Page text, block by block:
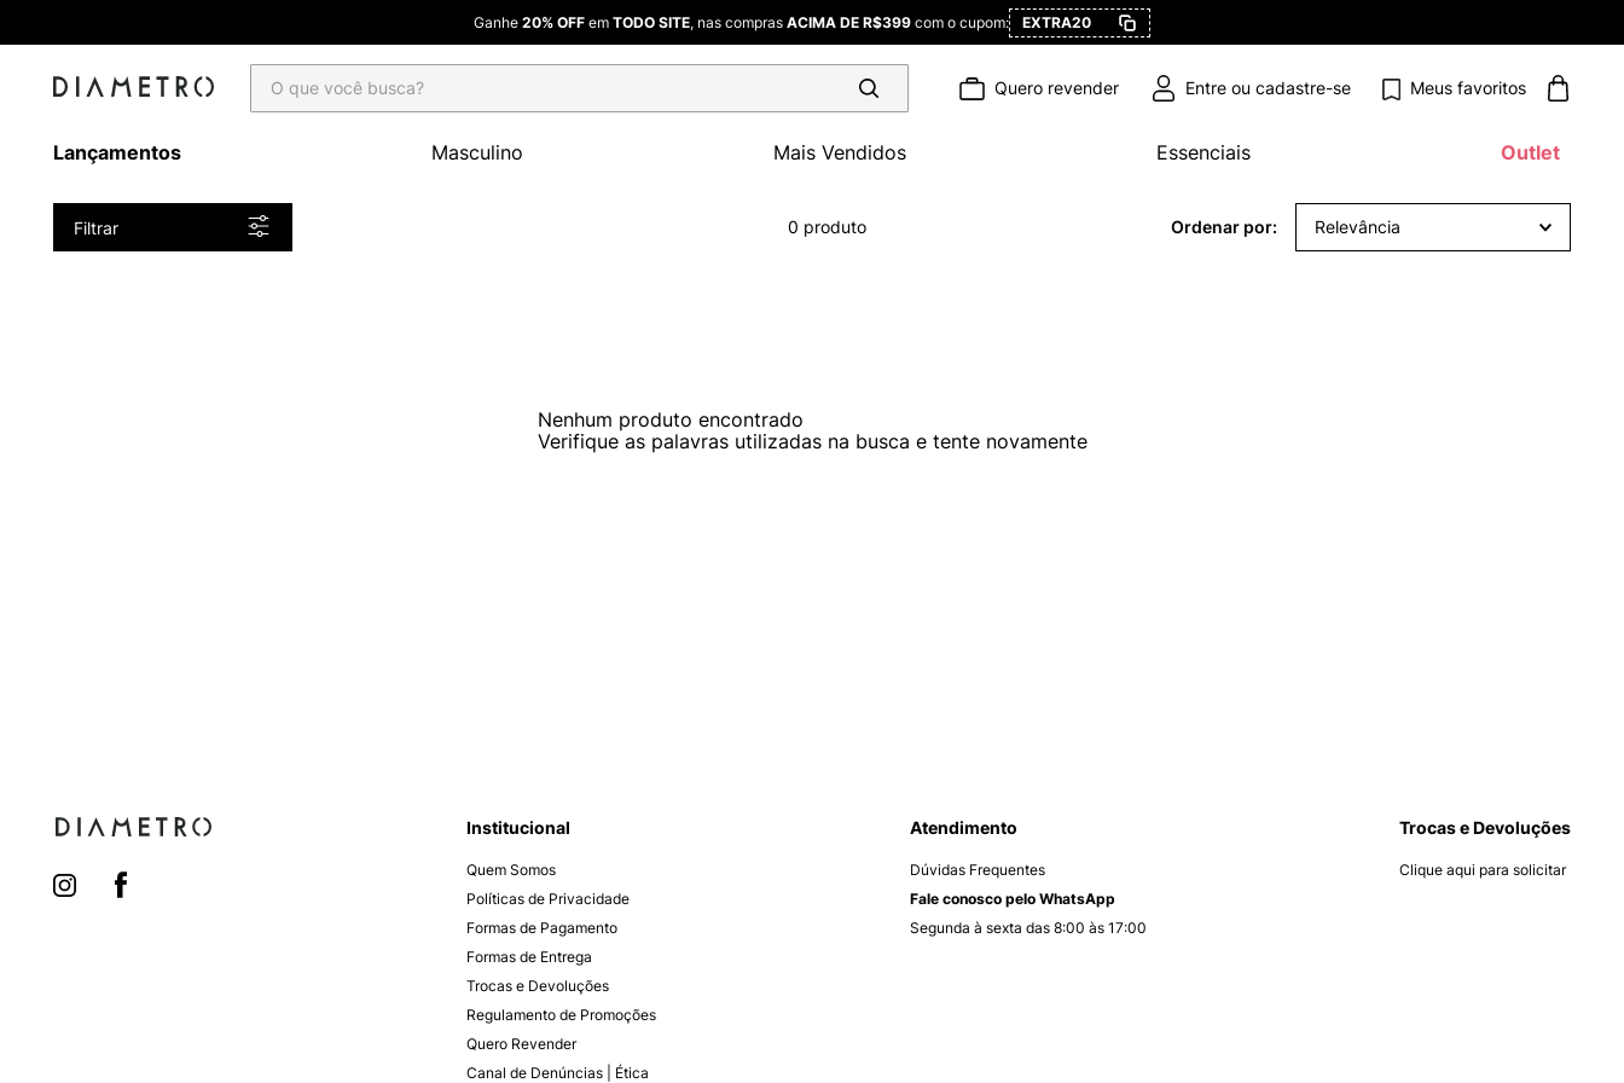
Ganhe 20% OFF em TODO SITE, nas compras ACIMA DE R$399 com o cupom: EXTRA20
Quero revender Meus favoritos
Lançamentos Masculino Mais Vendidos Essenciais Outlet
Filtrar 0 produto Relevância
Nenhum produto encontrado
Institucional
Quem Somos
Políticas de Privacidade
Formas de Pagamento
Formas de Entrega
Trocas e Devoluções
Regulamento de Promoções
Quero Revender
Canal de Denúncias | Ética
Atendimento
Dúvidas Frequentes
Fale conosco pelo WhatsApp
Segunda à sexta das 8:00 às 17:00
Trocas e Devoluções
Clique aqui para solicitar
Termos mais
buscados
camisa